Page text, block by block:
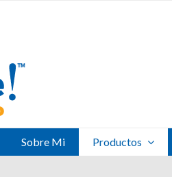
Sobre Mi Productos